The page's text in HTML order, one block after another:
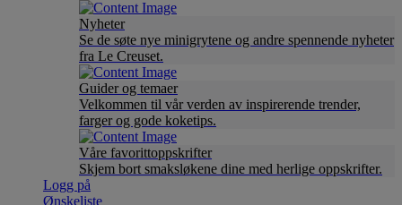
Nyheter
Se de søte nye minigrytene og andre spennende nyheter
fra Le Creuset.
Guider og temaer
Velkommen til vår verden av inspirerende trender,
farger og gode koketips.
Våre favorittoppskrifter
Skjem bort smaksløkene dine med herlige oppskrifter.
Logg på
Ønskeliste